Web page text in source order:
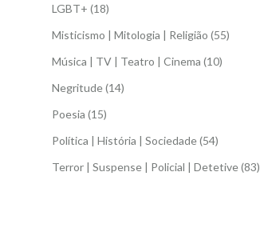
LGBT+ (18)
Misticismo | Mitologia | Religião (55)
Música | TV | Teatro | Cinema (10)
Negritude(14)
Poesia (15)
Política | História | Sociedade(54)
Terror | Suspense | Policial | Detetive(83)